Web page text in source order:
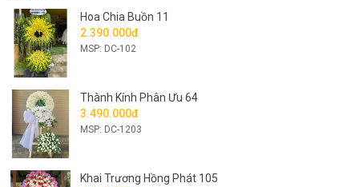
Hoa Chia Buồn 11
2.390.000đ
MSP: DC-102
Thành Kính Phân Ưu 64
3.490.000đ
MSP: DC-1203
Khai Trương Hồng Phát 105